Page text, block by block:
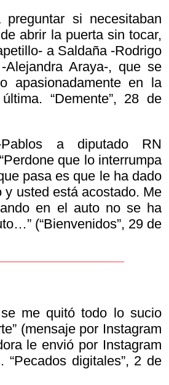
si necesitaban
abrir la puerta sin tocar,
a Saldaña -Rodrigo
Araya-, que se
apasionadamente en la
“Demente”, 28 de
Pablos a diputado RN
que lo interrumpa
pasa es que le ha dado
y usted está acostado. Me
en el auto no se ha
(“Bienvenidos”, 29 de
me quitó todo lo sucio
(mensaje por Instagram
le envió por Instagram
“Pecados digitales”, 2 de